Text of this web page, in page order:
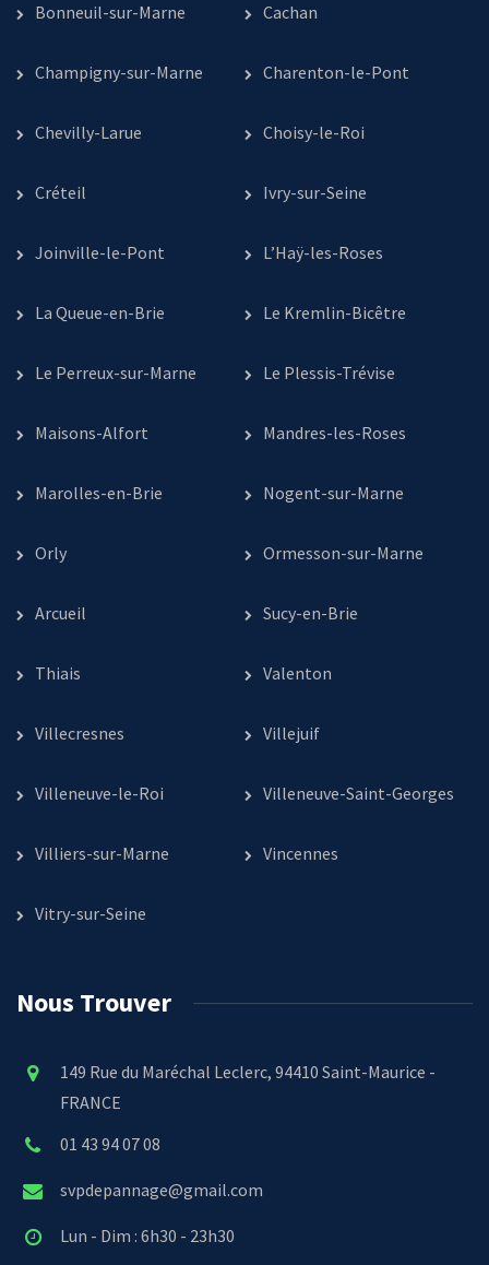
Bonneuil-sur-Marne Cachan
Champigny-sur-Marne Charenton-le-Pont
Chevilly-Larue Choisy-le-Roi
Créteil Ivry-sur-Seine
Joinville-le-Pont L’Haÿ-les-Roses
La Queue-en-Brie Le Kremlin-Bicêtre
Le Perreux-sur-Marne Le Plessis-Trévise
Maisons-Alfort Mandres-les-Roses
Marolles-en-Brie Nogent-sur-Marne
Orly Ormesson-sur-Marne
Arcueil Sucy-en-Brie
Thiais Valenton
Villecresnes Villejuif
Villeneuve-le-Roi Villeneuve-Saint-Georges
Villiers-sur-Marne Vincennes
Vitry-sur-Seine
Nous Trouver
149 Rue du Maréchal Leclerc, 94410 Saint-Maurice -
FRANCE
01 43 94 07 08
svpdepannage@gmail.com
Lun - Dim : 6h30 - 23h30